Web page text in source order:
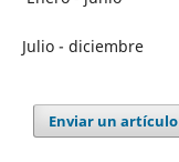
Julio - diciembre
Enviar un artículo